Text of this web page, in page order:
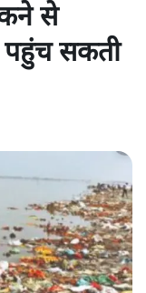
से
पहुंच सकती